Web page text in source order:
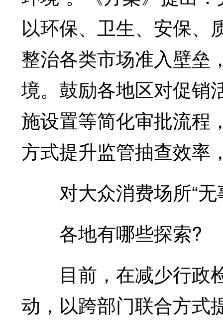
以环保、卫生、安保、
整治各类市场准入壁垒
境。鼓励各地区对促销
施设置等简化审批流程
方式提升监管抽查效率
对大众消费场所“无
各地有哪些探索?
目前，在减少行政
动，以跨部门联合方式